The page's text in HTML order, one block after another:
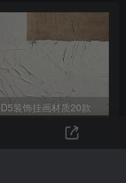
D5装饰挂画材质20款